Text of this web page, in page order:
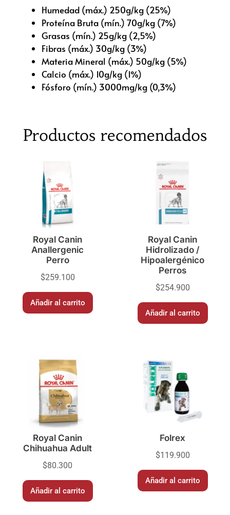
Humedad (máx.) 250g/kg (25%)
Proteína Bruta (mín.) 70g/kg (7%)
Grasas (mín.) 25g/kg (2,5%)
Fibras (máx.) 30g/kg (3%)
Materia Mineral (máx.) 50g/kg (5%)
Calcio (máx.) 10g/kg (1%)
Fósforo (mín.) 3000mg/kg (0,3%)
Productos recomendados
Royal Canin
Anallergenic
Perro
$259.100
Añadir al carrito
Royal Canin
Hidrolizado /
Hipoalergénico
Perros
$254.900
Añadir al carrito
Royal Canin
Chihuahua Adult
$80.300
Añadir al carrito
Folrex
$119.900
Añadir al carrito